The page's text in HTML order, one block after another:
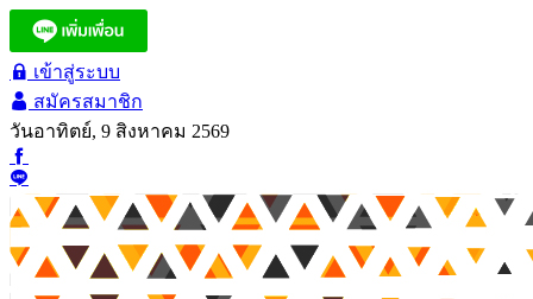
เข้าสู่ระบบ
สมัครสมาชิก
วันอาทิตย์, 9 สิงหาคม 2569